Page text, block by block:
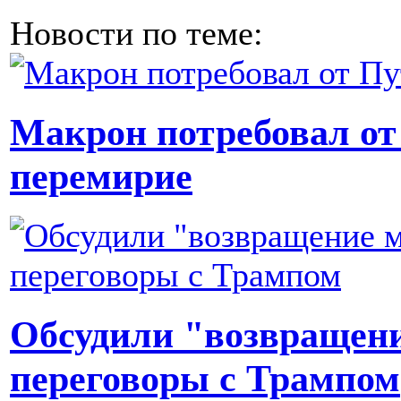
Новости по теме:
Макрон потребовал
перемирие
Обсудили
переговоры с Трампом